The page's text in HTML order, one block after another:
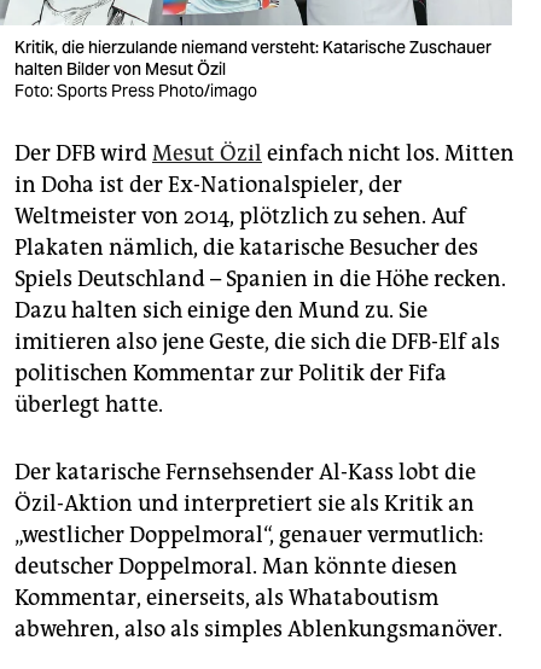
veranstaltungen
shop
fragen & hilfe
unterstützen
abo
genossenschaft
epaper login
Kritik, die hierzulande niemand versteht: Katarische Zuschauer
halten Bilder von Mesut Özil
Foto: Sports Press Photo/imago
Der DFB wirdMesut Özil einfach nicht los. Mitten
in Doha ist der Ex-Nationalspieler, der
Weltmeister von 2014, plötzlich zu sehen. Auf
Plakaten nämlich, die katarische Besucher des
Spiels Deutschland – Spanien in die Höhe recken.
Dazu halten sich einige den Mund zu. Sie
imitieren also jene Geste, die sich die DFB-Elf als
politischen Kommentar zur Politik der Fifa
überlegt hatte.
Der katarische Fernsehsender Al-Kass lobt die
Özil-Aktion und interpretiert sie als Kritik an
„westlicher Doppelmoral“, genauer vermutlich:
deutscher Doppelmoral. Man könnte diesen
Kommentar, einerseits, als Whataboutism
abwehren, also als simples Ablenkungsmanöver.